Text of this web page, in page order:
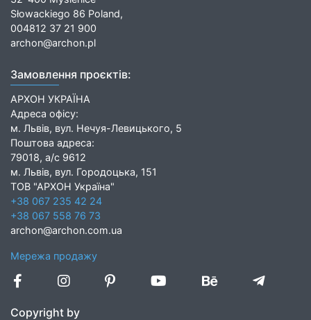
Słowackiego 86 Poland,
004812 37 21 900
archon@archon.pl
Замовлення проєктів:
АРХОН УКРАЇНА
Адреса офісу:
м. Львів, вул. Нечуя-Левицького, 5
Поштова адреса:
79018, а/с 9612
м. Львів, вул. Городоцька, 151
ТОВ "АРХОН Україна"
+38 067 235 42 24
+38 067 558 76 73
archon@archon.com.ua
Мережа продажу
Copyright by